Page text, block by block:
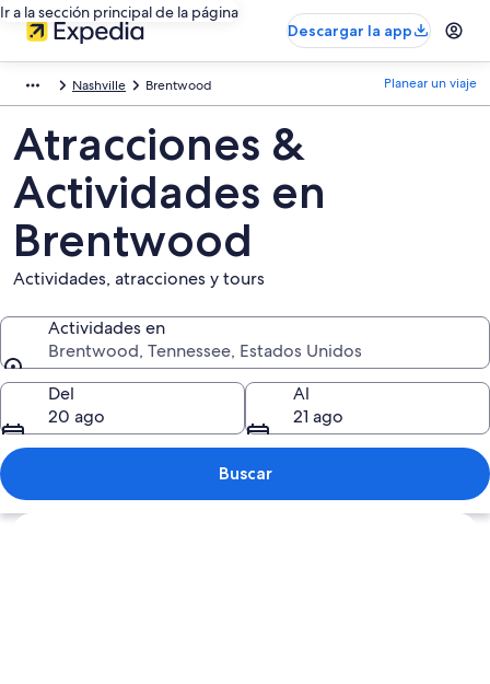
Ir a la sección principal de la página
Descargar la app
Nashville Brentwood Planear un viaje
Atracciones &
Actividades en
Brentwood
Actividades, atracciones y tours
Actividades en
Brentwood, Tennessee, Estados Unidos
Actividades en
Del
20 ago
Al
21 ago
Buscar
Explorar mapa